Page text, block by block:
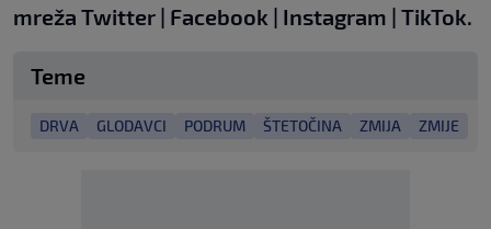
mreža Twitter | Facebook | Instagram | TikTok.
Teme
DRVA GLODAVCI PODRUM ŠTETOČINA ZMIJA ZMIJE